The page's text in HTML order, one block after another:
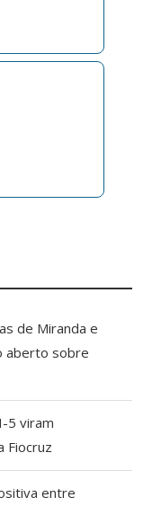
de Miranda e
aberto sobre
5 viram
Fiocruz
entre